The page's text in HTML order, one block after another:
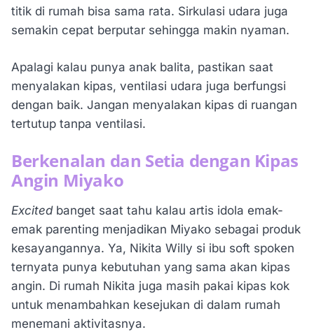
titik di rumah bisa sama rata. Sirkulasi udara juga
semakin cepat berputar sehingga makin nyaman.
Apalagi kalau punya anak balita, pastikan saat
menyalakan kipas, ventilasi udara juga berfungsi
dengan baik. Jangan menyalakan kipas di ruangan
tertutup tanpa ventilasi.
Berkenalan dan Setia dengan Kipas
Angin Miyako
Excitedbanget saat tahu kalau artis idola emak-
emak parenting menjadikan Miyako sebagai produk
kesayangannya. Ya, Nikita Willy si ibu soft spoken
ternyata punya kebutuhan yang sama akan kipas
angin. Di rumah Nikita juga masih pakai kipas kok
untuk menambahkan kesejukan di dalam rumah
menemani aktivitasnya.